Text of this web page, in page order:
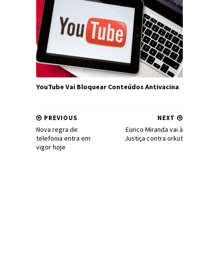
YouTube Vai Bloquear Conteúdos Antivacina
NEXT
Eurico Miranda vai à
Justiça contra orkut
PREVIOUS
Nova regra de
telefonia entra em
vigor hoje